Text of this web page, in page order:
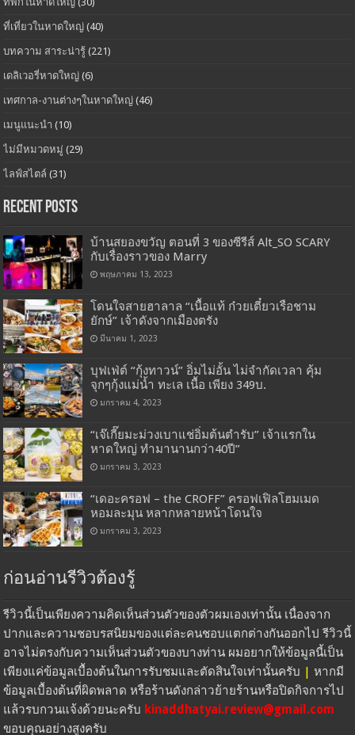
ที่เที่ยวในหาดใหญ่ (40)
บทความ สาระน่ารู้ (221)
เดลิเวอรี่หาดใหญ่ (6)
เทศกาล-งานต่างๆในหาดใหญ่ (46)
เมนูแนะนำ (10)
ไม่มีหมวดหมู่ (29)
ไลฟ์สไตล์ (31)
Recent Posts
บ้านสยองขวัญ ตอนที่ 3 ของซีรีส์ Alt_SO SCARY
กับเรื่องราวของ Marry
พฤษภาคม 13, 2023
โดนใจสายฮาลาล “เนื้อแท้ ก๋วยเตี๋ยวเรือชาม
ยักษ์” เจ้าดังจากเมืองตรัง
มีนาคม 1, 2023
บุฟเฟ่ต์ “กุ้งทาวน์” อิ่มไม่อั้น ไม่จำกัดเวลา คุ้ม
จุกๆกุ้งแม่น้ำ ทะเล เนื้อ เพียง 349บ.
มกราคม 4, 2023
“เจ๊เกี๊ยมะม่วงเบาแช่อิ่มต้นตำรับ” เจ้าแรกใน
หาดใหญ่ ทำมานานกว่า40ปี”
มกราคม 3, 2023
“เดอะครอฟ – the CROFF” ครอฟเฟิลโฮมเมด
หอมละมุน หลากหลายหน้าโดนใจ
มกราคม 3, 2023
ก่อนอ่านรีวิวต้องรู้
รีวิวนี้เป็นเพียงความคิดเห็นส่วนตัวของตัวผมเองเท่านั้น เนื่องจาก
ปากและความชอบรสนิยมของแต่ละคนชอบแตกต่างกันออกไป รีวิวนี้
อาจไม่ตรงกับความเห็นส่วนตัวของบางท่าน ผมอยากให้ข้อมูลนี้เป็น
เพียงแค่ข้อมูลเบื้องต้นในการรับชมและตัดสินใจเท่านั้นครับ | หากมี
ข้อมูลเบื้องต้นที่ผิดพลาด หรือร้านดังกล่าวย้ายร้านหรือปิดกิจการไป
แล้วรบกวนแจ้งด้วยนะครับ kinaddhatyai.review@gmail.com
ขอบคุณอย่างสูงครับ